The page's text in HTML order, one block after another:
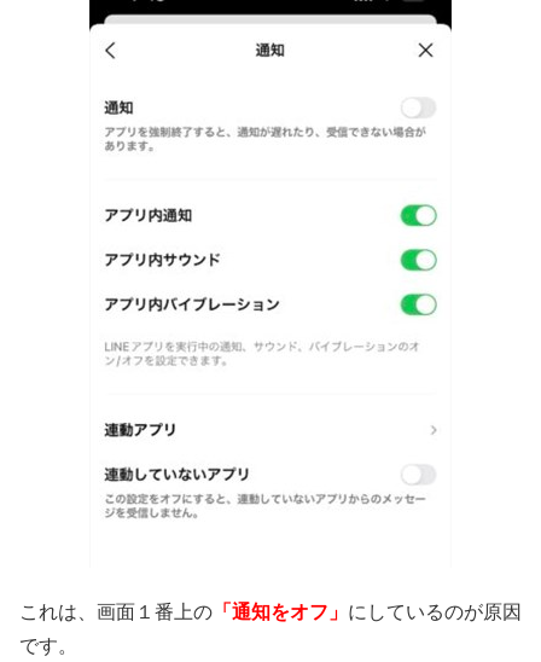
これは、画面１番上の 「通知をオフ」 にしているのが原因
です。